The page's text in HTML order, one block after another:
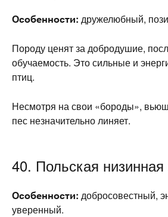
Особенности: дружелюбный,
Породу ценят за добродушие,
обучаемость. Это сильные и
птиц.
Несмотря на свои «бороды»,
пес незначительно линяет.
40. Польская низинная
Особенности: добросовестный,
уверенный.